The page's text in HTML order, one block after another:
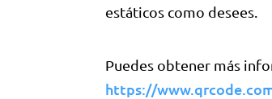
estáticos como desees.
Puedes obtener más
https://